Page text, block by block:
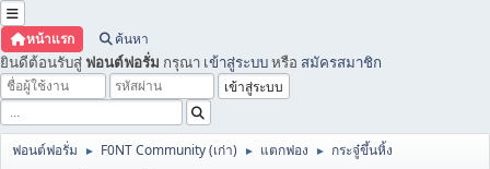
หน้าแรก ค้นหา
ยินดีต้อนรับสู่ ฟอนต์ฟอรั่ม กรุณา เข้าสู่ระบบหรือ สมัครสมาชิก
ฟอนต์ฟอรั่ม ► F0NT Community (เก่า) ► แตกฟอง ► กระจู๋ขึ้นหิ้ง